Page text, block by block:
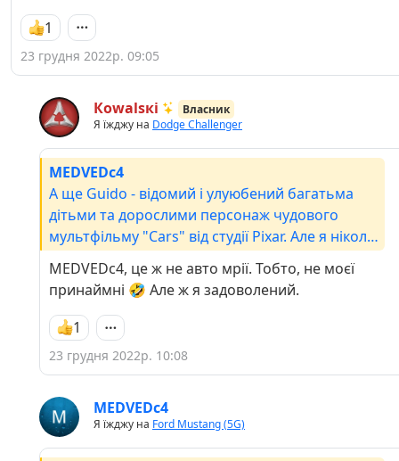
1
23 грудня 2022р. 09:05
Кowаlsкі
Власник
Я їжджу на Dodge Challenger
MEDVEDc4
А ще Guido - відомий і улуюбений багатьма
дітьми та дорослими персонаж чудового
мультфільму "Cars" від студії Pixar. Але я ніколи
тебе з Guido не асоціював. Думав ти скоріш
Strip "The King" Weathers, справжній MOPAR у
своєму розквіті. І ще, ніколи не думав, що ти
купиш кросовер. Тому я поки на стадії
усвідомлення :)Нехай щастить з новою
тачкою, братчику!
MEDVEDc4, це ж не авто мрії. Тобто, не моєї
принаймні 🤣 Але ж я задоволений.
1
23 грудня 2022р. 10:08
MEDVEDc4
Я їжджу на Ford Mustang (5G)